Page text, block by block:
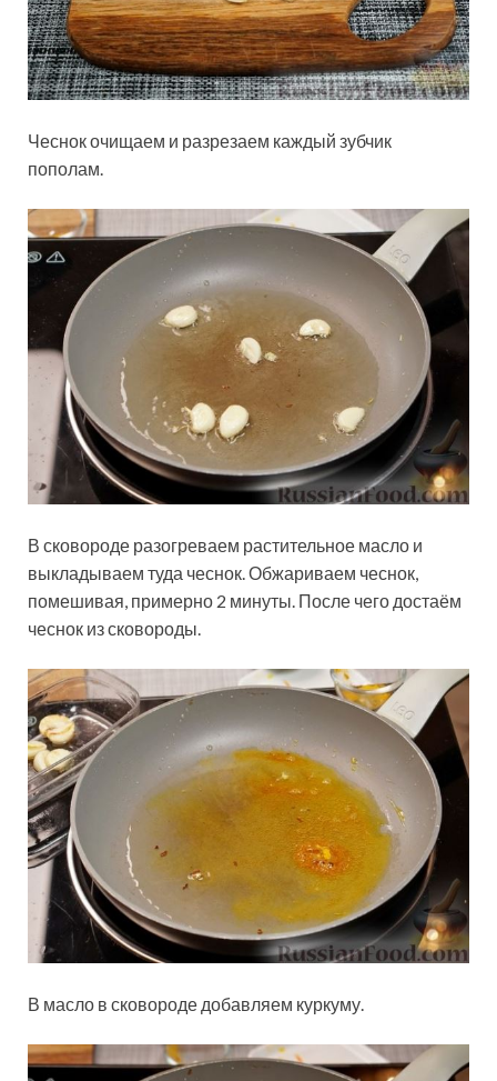
Чеснок очищаем и разрезаем каждый зубчик
пополам.
В сковороде разогреваем растительное масло и
выкладываем туда чеснок. Обжариваем чеснок,
помешивая, примерно 2 минуты. После чего достаём
чеснок из сковороды.
В масло в сковороде добавляем куркуму.